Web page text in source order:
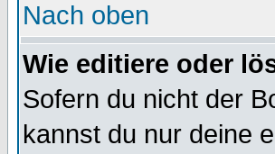
Nach oben
Wie editiere oder
Sofern du nicht der
kannst du nur deine